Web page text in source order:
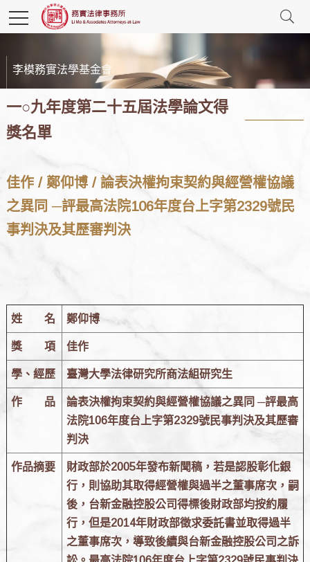
李模務實法學基金會
一○九年度第二十五屆法學論文得
獎名單
佳作 / 鄭仰博 / 論表決權拘束契約與經營權協議
之異同 ─評最高法院106年度台上字第2329號民
事判決及其歷審判決
姓 名 鄭仰博
獎 項 佳作
學、經歷 臺灣大學法律研究所商法組研究生
作 品 論表決權拘束契約與經營權協議之異同 ─評最高
法院106年度台上字第2329號民事判決及其歷審
判決
作品摘要
財政部於2005年發布新聞稿，若是認股彰化銀
行，則協助其取得經營權與過半之董事席次，嗣
後，台新金融控股公司得標後財政部均按約履
行，但是2014年財政部徵求委託書並取得過半
之董事席次，導致後續與台新金融控股公司之訴